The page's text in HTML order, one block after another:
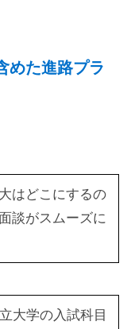
めた進路プラ
はどこにするの
談がスムーズに
大学の入試科目